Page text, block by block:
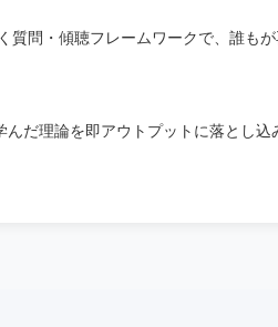
問・傾聴フレームワークで、誰も
だ理論を即アウトプットに落とし